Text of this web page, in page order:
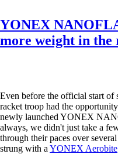
YONEX
more weight in
Even before the official start
racket troop had the
newly launched YONEX
always, we didn't just take a
through their paces over
strung with a YONEX Aerobite